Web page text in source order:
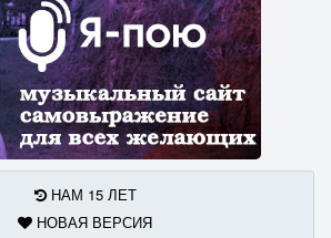
НАМ 15 ЛЕТ
НОВАЯ ВЕРСИЯ